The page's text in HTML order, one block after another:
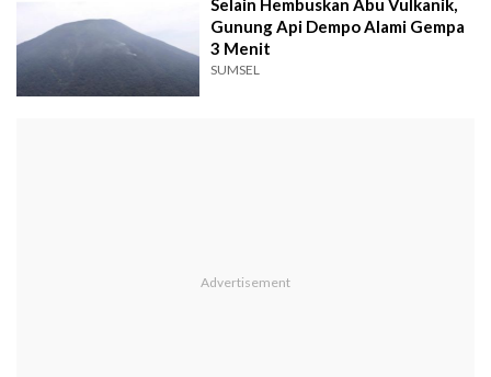
Selain Hembuskan Abu Vulkanik,
Gunung Api Dempo Alami Gempa
3 Menit
SUMSEL